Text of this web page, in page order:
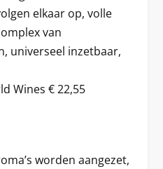
elkaar op, volle
van
universeel inzetbaar,
Wines € 22,55
worden aangezet,